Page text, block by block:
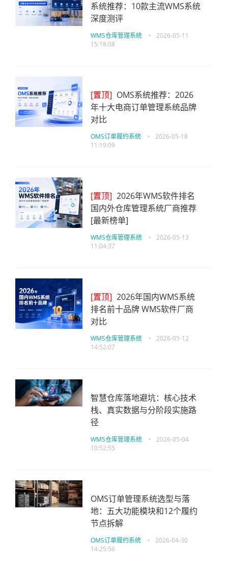
系统推荐：10款主流WMS系统
深度测评
WMS仓库管理系统 •
2026-05-11
15:18:08
[置顶] OMS系统推荐：2026
年十大电商订单管理系统品牌
对比
OMS订单履约系统 •
2026-05-18
11:19:09
[置顶] 2026年WMS软件排名
国内外仓库管理系统厂商推荐
[最新榜单]
WMS仓库管理系统 •
2026-05-13
11:04:37
[置顶] 2026年国内WMS系统
排名前十品牌 WMS软件厂商
对比
WMS仓库管理系统 •
2026-05-12
14:52:07
智慧仓库落地避坑：核心技术
栈、真实数据与分阶段实施路
径
WMS仓库管理系统 •
2026-05-04
10:52:55
OMS订单管理系统选型与落
地：五大功能模块和12个履约
节点拆解
OMS订单履约系统 •
2026-04-30
14:25:56